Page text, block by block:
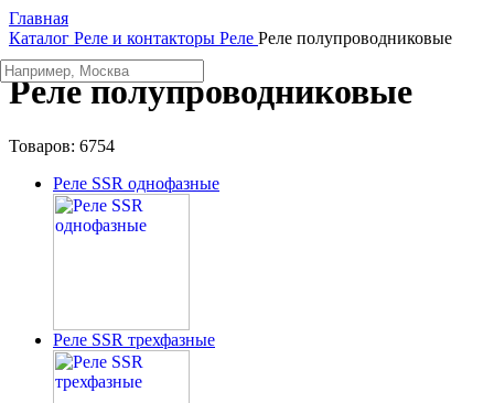
Главная
Каталог Реле и контакторы Реле Реле полупроводниковые
Реле полупроводниковые
Товаров: 6754
Реле SSR однофазные
Реле SSR трехфазные